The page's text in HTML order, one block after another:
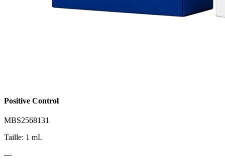
Positive Control
MBS2568131
Taille: 1 mL
---